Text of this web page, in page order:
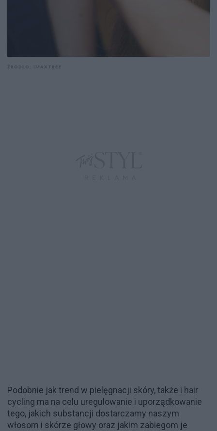
Podobnie jak trend w pielęgnacji skóry, także i hair
cycling ma na celu uregulowanie i uporządkowanie
tego, jakich substancji dostarczamy naszym
włosom i skórze głowy oraz jakim zabiegom je